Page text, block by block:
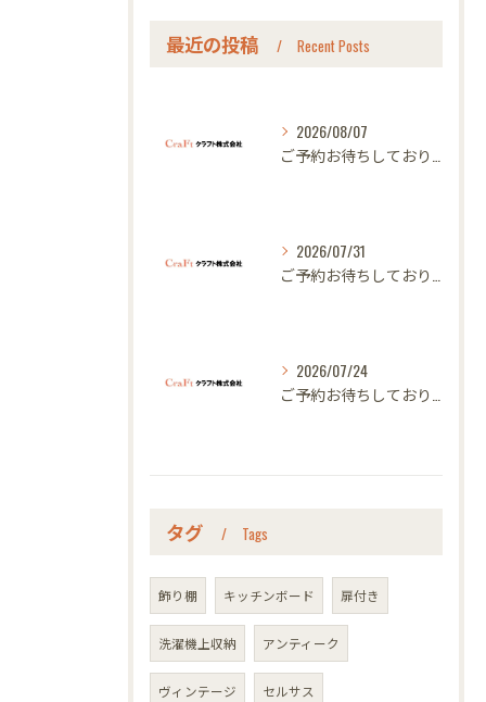
最近の投稿 Recent Posts
2026/08/07
2026/07/31
2026/07/24
タグ Tags
飾り棚 キッチンボード 扉付き
洗濯機上収納 アンティーク
ヴィンテージ セルサス